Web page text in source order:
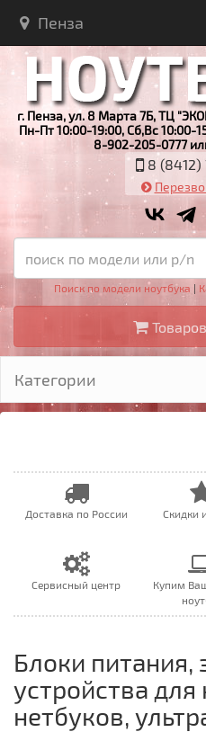
Пенза
г. Пенза, ул. 8 Марта 7Б, ТЦ
Пн-Пт 10:00-19:00, Сб,Вс 10:00-
8-902-205-0777
8 (8412)
Поиск по модели ноутбука |
Категории
Доставка по России Скидки
Сервисный центр
Купим
Блоки питания,
устройства для
нетбуков,